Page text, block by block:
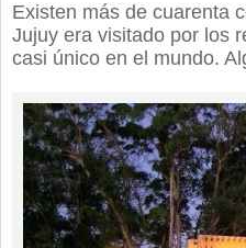
Existen más de cuarenta
Jujuy era visitado por los
casi único en el mundo.